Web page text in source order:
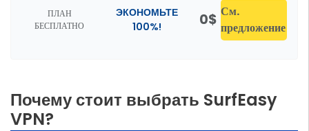
ПЛАН
БЕСПЛАТНО
0$
ЭКОНОМЬТЕ
100%!
См.
предложение
Почему стоит выбрать SurfEasy
VPN?